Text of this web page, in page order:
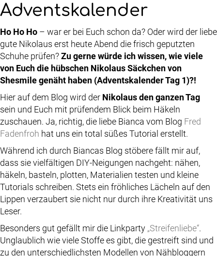
Adventskalender
Ho Ho Ho – war er bei Euch schon da? Oder wird der liebe
gute Nikolaus erst heute Abend die frisch geputzten
Schuhe prüfen?Zu gerne würde ich wissen, wie viele
von Euch die hübschen Nikolaus Säckchen von
Shesmile genäht haben (Adventskalender Tag 1)?!
Hier auf dem Blog wird der Nikolaus den ganzen Tag
sein und Euch mit prüfendem Blick beim Häkeln
zuschauen. Ja, richtig, die liebe Bianca vom Blog Fred
Fadenfroh hat uns ein total süßes Tutorial erstellt.
Während ich durch Biancas Blog stöbere fällt mir auf,
dass sie vielfältigen DIY-Neigungen nachgeht: nähen,
häkeln, basteln, plotten, Materialien testen und kleine
Tutorials schreiben. Stets ein fröhliches Lächeln auf den
Lippen verzaubert sie nicht nur durch ihre Kreativität uns
Leser.
Besonders gut gefällt mir die Linkparty „Streifenliebe“.
Unglaublich wie viele Stoffe es gibt, die gestreift sind und
zu den unterschiedlichsten Modellen von Nähbloggern